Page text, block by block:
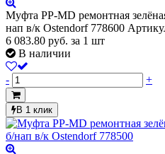
Муфта PP-MD ремонтная
нап в/к Ostendorf 778600
6 083.80 руб. за 1 шт
В наличии
- +
В 1 клик